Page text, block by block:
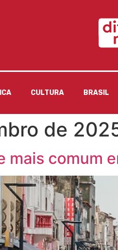
CULTURA BRASIL
de
mais comum